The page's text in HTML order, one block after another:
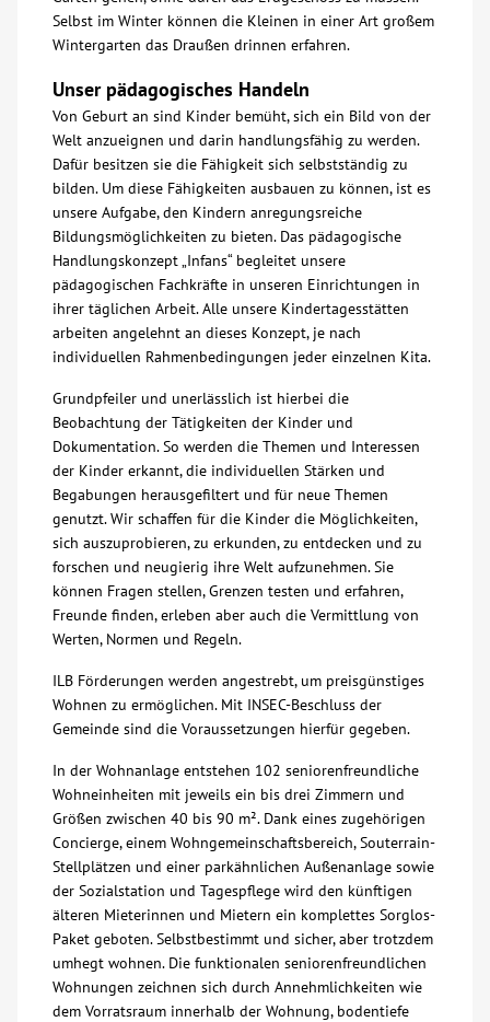
Selbst im Winter können die Kleinen in einer Art großem
Wintergarten das Draußen drinnen erfahren.
Unser pädagogisches Handeln
Von Geburt an sind Kinder bemüht, sich ein Bild von der
Welt anzueignen und darin handlungsfähig zu werden.
Dafür besitzen sie die Fähigkeit sich selbstständig zu
bilden. Um diese Fähigkeiten ausbauen zu können, ist es
unsere Aufgabe, den Kindern anregungsreiche
Bildungsmöglichkeiten zu bieten. Das pädagogische
Handlungskonzept „Infans“ begleitet unsere
pädagogischen Fachkräfte in unseren Einrichtungen in
ihrer täglichen Arbeit. Alle unsere Kindertagesstätten
arbeiten angelehnt an dieses Konzept, je nach
individuellen Rahmenbedingungen jeder einzelnen Kita.
Grundpfeiler und unerlässlich ist hierbei die
Beobachtung der Tätigkeiten der Kinder und
Dokumentation. So werden die Themen und Interessen
der Kinder erkannt, die individuellen Stärken und
Begabungen herausgefiltert und für neue Themen
genutzt. Wir schaffen für die Kinder die Möglichkeiten,
sich auszuprobieren, zu erkunden, zu entdecken und zu
forschen und neugierig ihre Welt aufzunehmen. Sie
können Fragen stellen, Grenzen testen und erfahren,
Freunde finden, erleben aber auch die Vermittlung von
Werten, Normen und Regeln.
ILB Förderungen werden angestrebt, um preisgünstiges
Wohnen zu ermöglichen. Mit INSEC-Beschluss der
Gemeinde sind die Voraussetzungen hierfür gegeben.
In der Wohnanlage entstehen 102 seniorenfreundliche
Wohneinheiten mit jeweils ein bis drei Zimmern und
Größen zwischen 40 bis 90 m². Dank eines zugehörigen
Concierge, einem Wohngemeinschaftsbereich, Souterrain-
Stellplätzen und einer parkähnlichen Außenanlage sowie
der Sozialstation und Tagespflege wird den künftigen
älteren Mieterinnen und Mietern ein komplettes Sorglos-
Paket geboten. Selbstbestimmt und sicher, aber trotzdem
umhegt wohnen. Die funktionalen seniorenfreundlichen
Wohnungen zeichnen sich durch Annehmlichkeiten wie
dem Vorratsraum innerhalb der Wohnung, bodentiefe